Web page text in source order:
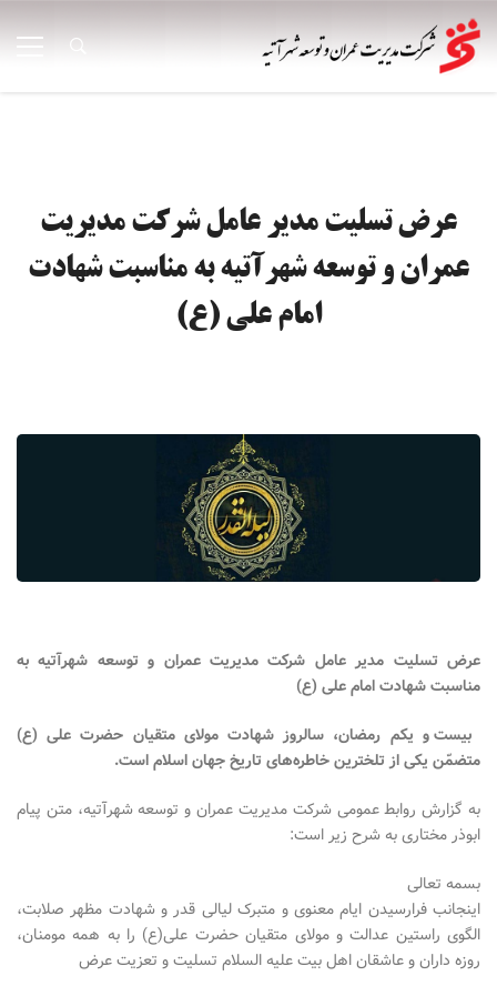
عرض تسلیت مدیر عامل شرکت مدیریت
عمران و توسعه شهرآتیه به مناسبت شهادت
امام علی (ع)
عرض تسلیت مدیر عامل شرکت مدیریت عمران و توسعه شهرآتیه به
مناسبت شهادت امام علی (ع)
بیست و یکم رمضان، سالروز شهادت مولای متقیان حضرت علی (ع)
متضمّن یکی از تلخترین خاطره‌های تاریخ جهان اسلام است.
به گزارش روابط عمومی شرکت مدیریت عمران و توسعه شهرآتیه، متن پیام
ابوذر مختاری به شرح زیر است:
بسمه تعالی
اینجانب فرارسیدن ایام معنوی و متبرک لیالی قدر و شهادت مظهر صلابت،
الگوی راستین عدالت و مولای متقیان حضرت علی(ع) را به همه مومنان،
روزه داران و عاشقان اهل بیت علیه السلام تسلیت و تعزیت عرض